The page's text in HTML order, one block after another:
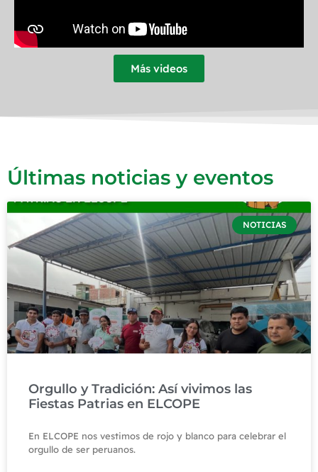
Más videos
Últimas noticias y eventos
NOTICIAS
Orgullo y Tradición: Así vivimos las
Fiestas Patrias en ELCOPE
En ELCOPE nos vestimos de rojo y blanco para celebrar el
orgullo de ser peruanos.